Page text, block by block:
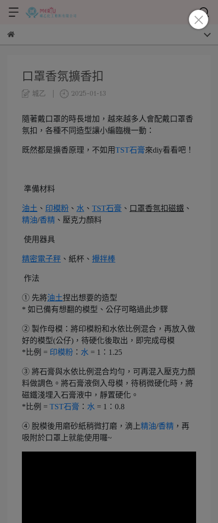
口罩香氛擴香扣
城乙 2025-01-13
隨著戴口罩的時長增加，越來越多人會配戴口罩香
氛扣，各種不同造型讓小編臨機一動：
既然都是擴香原理，不如用TST石膏來diy看看吧！
準備材料
油土 、 印模粉 、 水 、 TST石膏 、 口罩香氛扣磁鐵 、
精油/香精 、壓克力顏料
使用器具
精密電子秤 、紙杯、 攪拌棒
作法
① 先將油土捏出想要的造型
* 如已備有想翻的模型、公仔可略過此步驟
② 製作母模：將印模粉和水依比例混合，再放入做
好的模型(公仔)，待硬化後取出，即完成母模
*比例 = 印模粉 ： 水 = 1：1.25
③ 將石膏與水依比例混合均勻，可再混入壓克力顏
料做調色。將石膏液倒入母模，待稍微硬化時，將
磁鐵淺埋入石膏液中，靜置硬化。
*比例 = TST石膏 ： 水 = 1：0.8
④ 脫模後用磨砂紙稍微打磨，滴上精油/香精 ，再
吸附於口罩上就能使用囉~